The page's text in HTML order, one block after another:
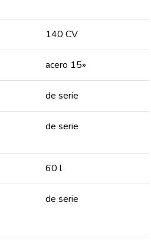
140 CV
acero 15»
de serie
de serie
60 l
de serie